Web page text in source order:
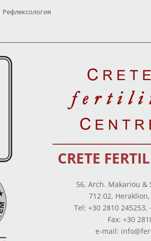
Рефлексология
CRETE
56, Arch. Makariou &
712 02,
Tel: +30 2810 245253,
Fax: +30
e-mail: